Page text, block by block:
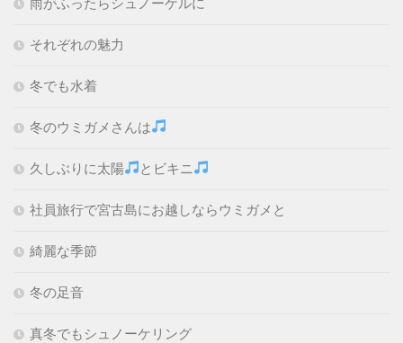
それぞれの魅力
冬でも水着
冬のウミガメさんは
久しぶりに太陽 とビキニ
社員旅行で宮古島にお越しならウミガメと
綺麗な季節
冬の足音
真冬でもシュノーケリング